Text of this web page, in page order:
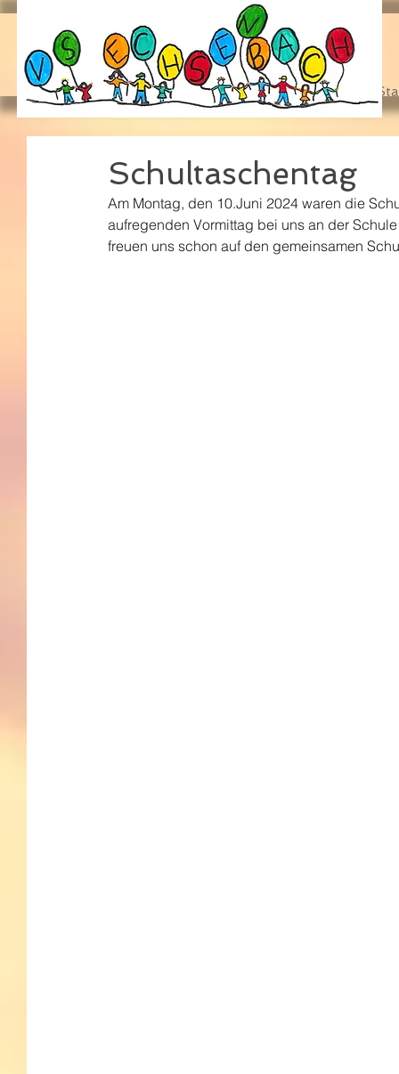
Schultaschentag
Am Montag, den 10.Juni 2024 waren die
aufregenden Vormittag bei uns an der
freuen uns schon auf den gemeinsamen